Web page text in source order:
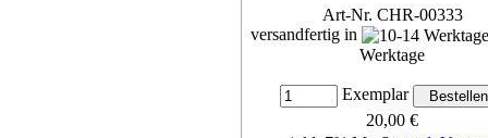
Art-Nr. CHR-00333
versandfertig in
Werktage
Exemplar
20,00 €